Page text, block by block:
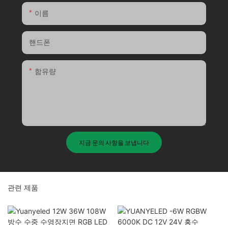
이름
핸드폰
함유량
지금 문의 사항을 보냅니다
관련 제품